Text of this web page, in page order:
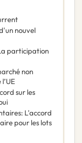
nouvel
participation
non
sur les
: L'accord
pour les lots